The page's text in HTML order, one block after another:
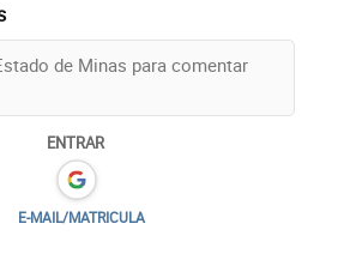
ENTRAR
E-MAIL/MATRICULA